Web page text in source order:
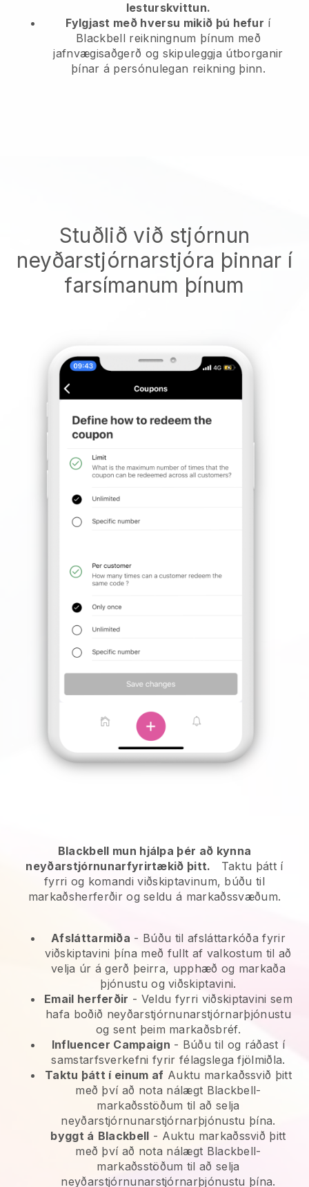
lesturskvittun.
Fylgjast með hversu mikið þú hefur í
Blackbell reikningnum þínum með
jafnvægisaðgerð og skipuleggja útborganir
þínar á persónulegan reikning þinn.
Stuðlið við stjórnun
neyðarstjórnarstjóra þinnar í
farsímanum þínum
Blackbell mun hjálpa þér að kynna
neyðarstjórnunarfyrirtækið þitt.
Taktu þátt í
fyrri og komandi viðskiptavinum, búðu til
markaðsherferðir og seldu á markaðssvæðum.
Afsláttarmiða - Búðu til afsláttarkóða fyrir
viðskiptavini þína með fullt af valkostum til að
velja úr á gerð þeirra, upphæð og markaða
þjónustu og viðskiptavini.
Email herferðir - Veldu fyrri viðskiptavini sem
hafa boðið neyðarstjórnunarstjórnarþjónustu
og sent þeim markaðsbréf.
Influencer Campaign - Búðu til og ráðast í
samstarfsverkefni fyrir félagslega fjölmiðla.
Taktu þátt í einum af Auktu markaðssvið þitt
með því að nota nálægt Blackbell-
markaðsstöðum til að selja
neyðarstjórnunarstjórnarþjónustu þína.
byggt á Blackbell - Auktu markaðssvið þitt
með því að nota nálægt Blackbell-
markaðsstöðum til að selja
neyðarstjórnunarstjórnarþjónustu þína.